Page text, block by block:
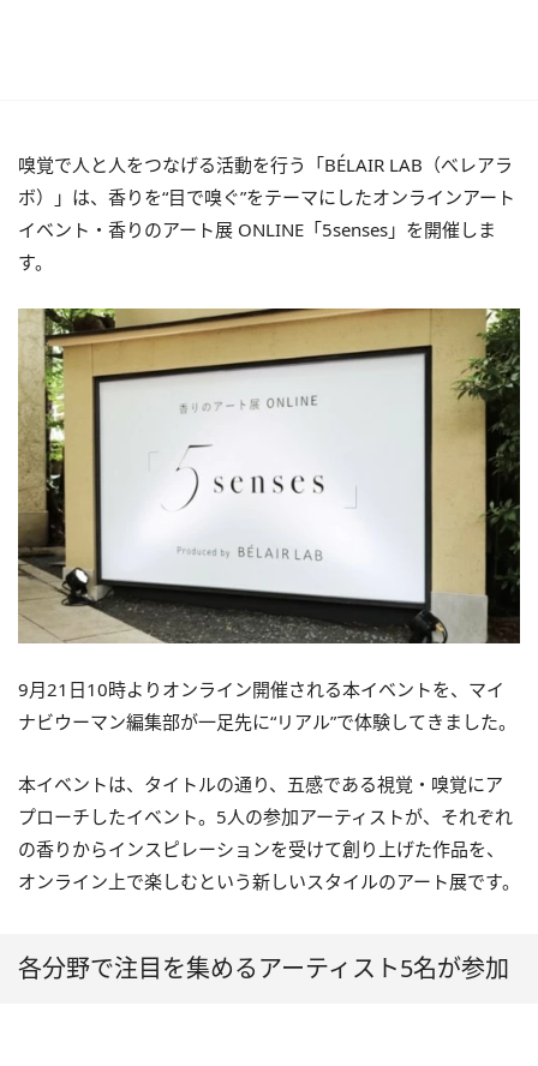
嗅覚で人と人をつなげる活動を行う「BÉLAIR LAB（べレアラ
ボ）」は、香りを“目で嗅ぐ”をテーマにしたオンラインアート
イベント・香りのアート展 ONLINE「5senses」を開催しま
す。
9月21日10時よりオンライン開催される本イベントを、マイ
ナビウーマン編集部が一足先に“リアル”で体験してきました。
本イベントは、タイトルの通り、五感である視覚・嗅覚にア
プローチしたイベント。5人の参加アーティストが、それぞれ
の香りからインスピレーションを受けて創り上げた作品を、
オンライン上で楽しむという新しいスタイルのアート展です。
各分野で注目を集めるアーティスト5名が参加